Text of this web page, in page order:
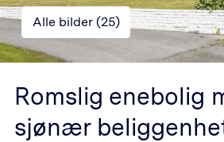
Alle bilder (25)
Romslig enebolig
sjønær